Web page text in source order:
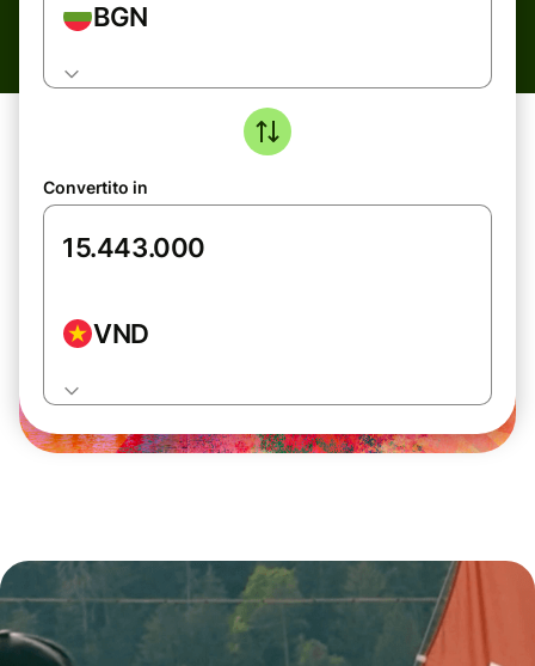
BGN
Convertito in
VND